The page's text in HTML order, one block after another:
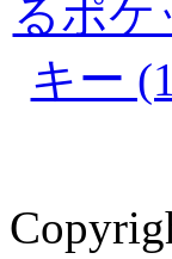
るポ
キー